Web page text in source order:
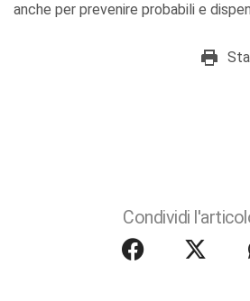
anche per prevenire probabili e
Condividi